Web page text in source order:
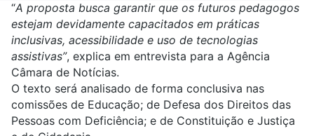
“A proposta busca garantir que os futuros pedagogos
estejam devidamente capacitados em práticas
inclusivas, acessibilidade e uso de tecnologias
assistivas”, explica em entrevista para a Agência
Câmara de Notícias.
O texto será analisado de forma conclusiva nas
comissões de Educação; de Defesa dos Direitos das
Pessoas com Deficiência; e de Constituição e Justiça